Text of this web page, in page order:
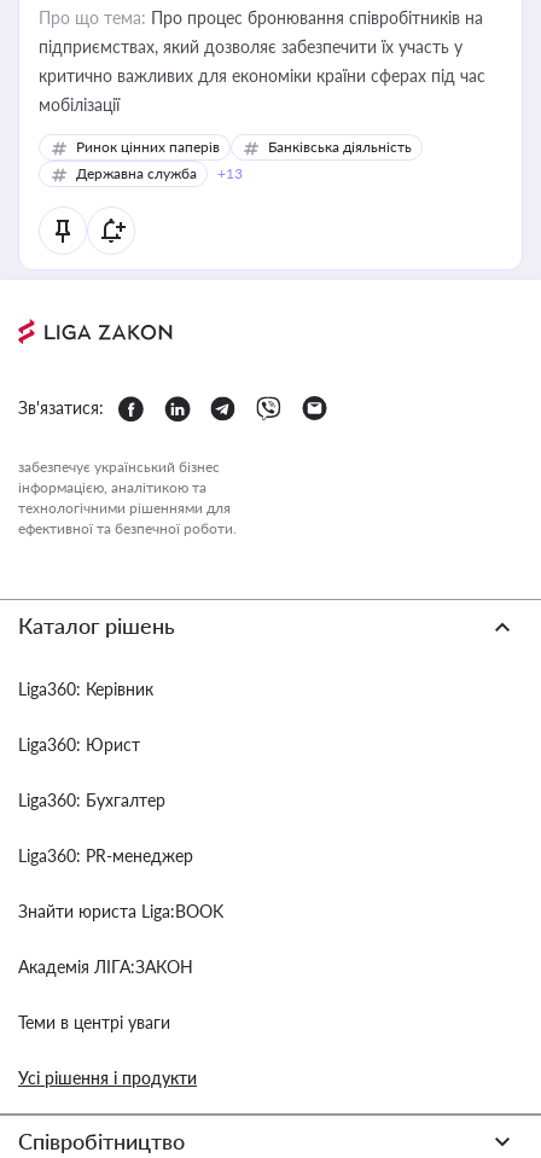
Про що тема: Про процес бронювання співробітників на
підприємствах, який дозволяє забезпечити їх участь у
критично важливих для економіки країни сферах під час
мобілізації
Ринок цінних паперів
Банківська діяльність
Державна служба
+13
Зв'язатися:
забезпечує український бізнес
інформацією, аналітикою та
технологічними рішеннями для
ефективної та безпечної роботи.
Каталог рішень
Liga360: Керівник
Liga360: Юрист
Liga360: Бухгалтер
Liga360: PR-менеджер
Знайти юриста Liga:BOOK
Академія ЛІГА:ЗАКОН
Теми в центрі уваги
Усі рішення і продукти
Співробітництво